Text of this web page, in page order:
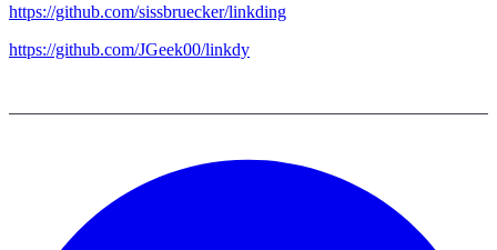
https://github.com/sissbruecker/linkding
https://github.com/JGeek00/linkdy